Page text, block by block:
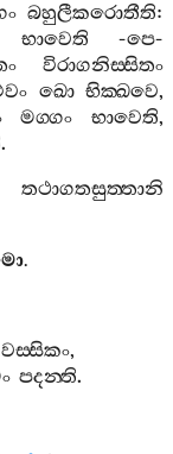
බහුලීකරොතීති:
භාවෙති -පෙ-
විරාගනිස‍්සිතං
ඛො භික‍්ඛවෙ,
මග‍්ගං භාවෙති,
.
තථාගතසුත‍්තානි
.
වස‍්සිකං,
පදන‍්ති.